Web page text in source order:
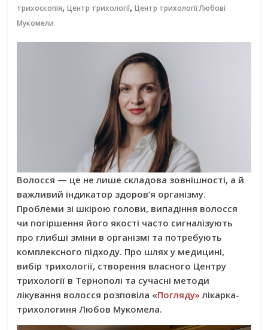
трихоскопія,Центр трихології,Центр трихології Любові
Мукомели
Волосся — це не лише складова зовнішності, а й
важливий індикатор здоров’я організму.
Проблеми зі шкірою голови, випадіння волосся
чи погіршення його якості часто сигналізують
про глибші зміни в організмі та потребують
комплексного підходу. Про шлях у медицині,
вибір трихології, створення власного Центру
трихології в Тернополі та сучасні методи
лікування волосся розповіла «Погляду»лікарка-
трихологиня Любов Мукомела.